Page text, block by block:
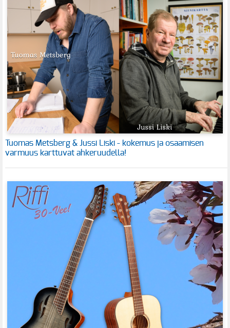
Tuomas Metsberg & Jussi Liski - kokemus ja osaamisen
varmuus karttuvat ahkeruudella!